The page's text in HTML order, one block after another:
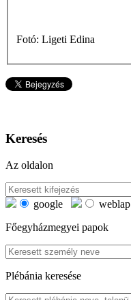
Fotó: Ligeti Edina
Keresés
Az oldalon
google
weblap
Főegyházmegyei papok
Plébánia keresése